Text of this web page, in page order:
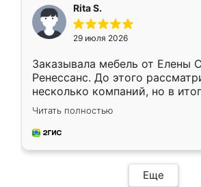
Rita S.
29 июля 2026
Заказывала мебель от Елены
Ренессанс. До этого
несколько компаний, но в
эту. Сначала обговорили
приехал замерщик, всё
и снял размеры. Изготовили в
мебель сразу встала на свое
Читать полностью
Еще